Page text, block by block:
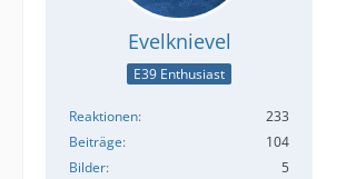
Evelknievel
E39 Enthusiast
Reaktionen
233
Beiträge
104
Bilder
5